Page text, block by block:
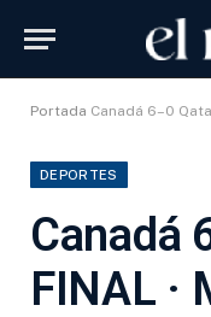
Portada Canadá 6–0
DEPORTES
Canadá
FINAL ·